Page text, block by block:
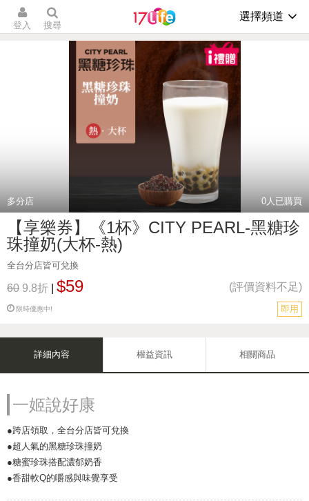
登入 搜尋
選擇頻道
多分店 0人已購買
【享樂券】《1杯》CITY PEARL-黑糖珍
珠撞奶(大杯-熱)
全台分店皆可兌換
60 9.8折 $59 (評價資料不足)
限時優惠中! 即用
詳細內容 權益資訊 相關商品
一姬說好康
●跨店領取，全台分店皆可兌換
●超人氣的黑糖珍珠撞奶
●糖蜜珍珠搭配濃郁奶香
●香甜軟Q的嚼感與味覺享受